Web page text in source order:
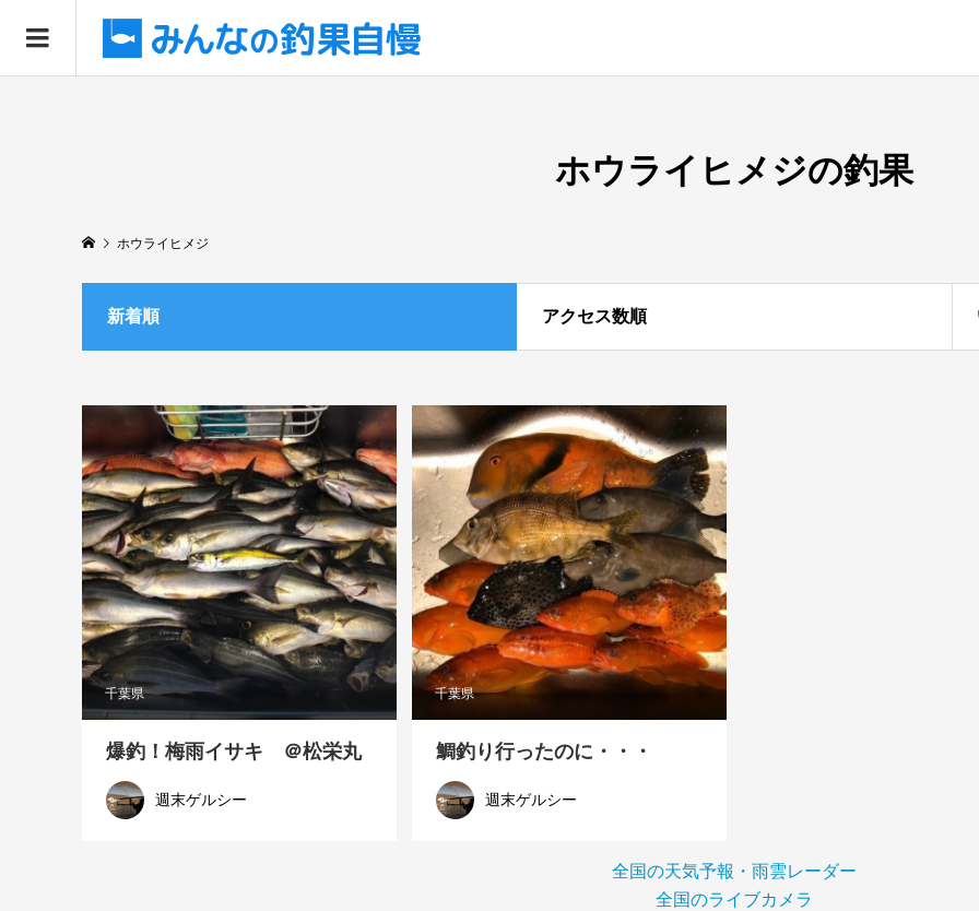
ホウライヒメジの釣果
ホウライヒメジ
新着順 アクセス数順
千葉県
爆釣！梅雨イサキ ＠松栄丸
週末ゲルシー
千葉県
鯛釣り行ったのに・・・
週末ゲルシー
全国の天気予報・雨雲レーダー
全国のライブカメラ